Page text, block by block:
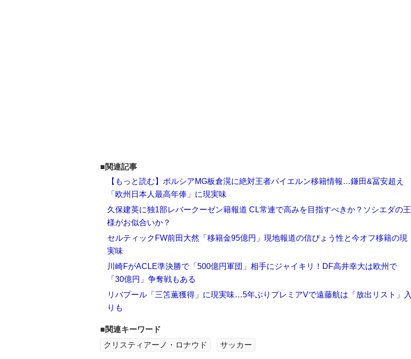
■関連記事
【もっと読む】ボルシアMG板倉滉に絶対王者バイエルン移籍情報…鎌田&冨安超え
「欧州日本人最高年俸」に現実味
久保建英に独1部レバークーゼン籍報道 CL常連で高みを目指すべきか？ソシエダの王
様がお似合いか？
セルティックFW前田大然「移籍金95億円」現地報道の信ぴょう性と今オフ移籍の現
実味
川崎FがACLE準決勝で「500億円軍団」相手にジャイキリ！DF高井幸大は欧州で
「30億円」争奪戦もある
リバプール「三笘薫獲得」に現実味…5年ぶりプレミアVで遠藤航は「放出リスト」入
りも
■関連キーワード
クリスティアーノ・ロナウド
サッカー